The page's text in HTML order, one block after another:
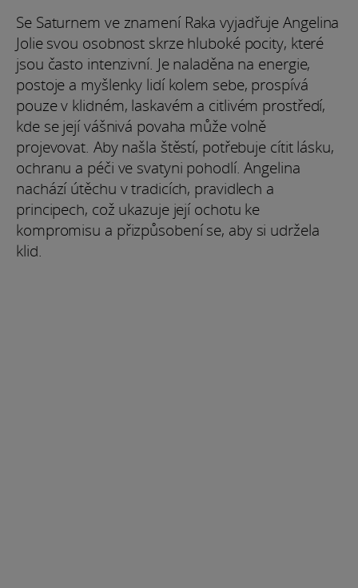
Se Saturnem ve znamení Raka vyjadřuje Angelina
Jolie svou osobnost skrze hluboké pocity, které
jsou často intenzivní. Je naladěna na energie,
postoje a myšlenky lidí kolem sebe, prospívá
pouze v klidném, laskavém a citlivém prostředí,
kde se její vášnivá povaha může volně
projevovat. Aby našla štěstí, potřebuje cítit lásku,
ochranu a péči ve svatyni pohodlí. Angelina
nachází útěchu v tradicích, pravidlech a
principech, což ukazuje její ochotu ke
kompromisu a přizpůsobení se, aby si udržela
klid.